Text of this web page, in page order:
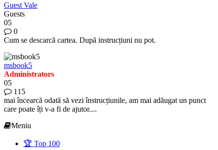
Guest Vale
Guests
05
0
Cum se descarcă cartea. După instrucțiuni nu pot.
msbook5
Administrators
05
115
mai încearcă odată să vezi înstrucțiunile, am mai adăugat un punct
care poate îți v-a fi de ajutor....
Meniu
🏆 Top 100